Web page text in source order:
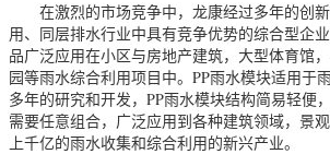
在激烈的市场竞争中，龙康经过多年的创新
用、同层排水行业中具有竞争优势的综合型企
品广泛应用在小区与房地产建筑，大型体育馆
园等雨水综合利用项目中。PP雨水模块适用于
多年的研究和开发，PP雨水模块结构简易轻便
需要任意组合，广泛应用到各种建筑领域，景
上千亿的雨水收集和综合利用的新兴产业。